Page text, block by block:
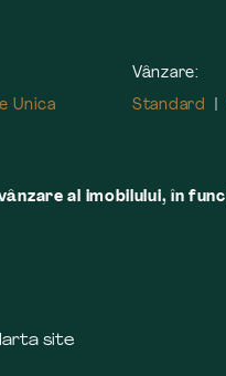
Unica
Vânzare:
Standard
al imobilului, în
site